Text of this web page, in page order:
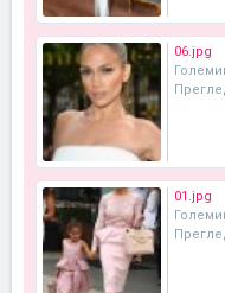
06.jpg
01.jpg